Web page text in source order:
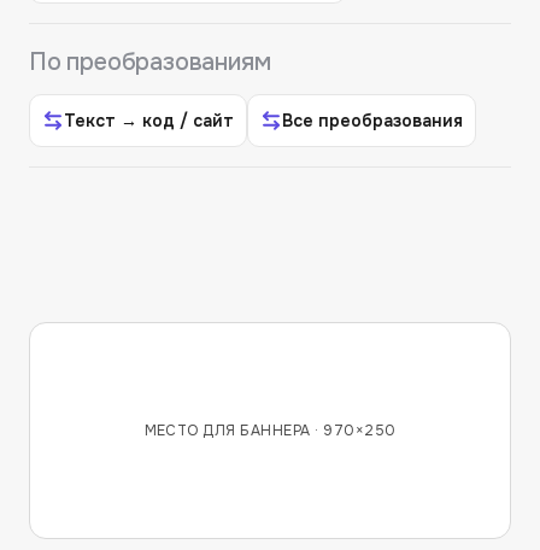
По преобразованиям
Текст → код / сайт Все преобразования
МЕСТО ДЛЯ БАННЕРА · 970×250